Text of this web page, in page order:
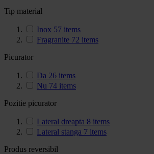
Tip material
Inox 57 items
Fragranite 72 items
Picurator
Da 26 items
Nu 74 items
Pozitie picurator
Lateral dreapta 8 items
Lateral stanga 7 items
Produs reversibil